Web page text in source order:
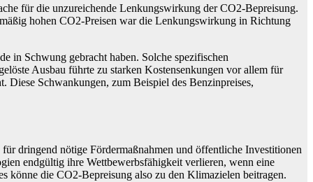
für die unzureichende Lenkungswirkung der CO2-Bepreisung.
hohen CO2-Preisen war die Lenkungswirkung in Richtung
in Schwung gebracht haben. Solche spezifischen
Ausbau führte zu starken Kostensenkungen vor allem für
Diese Schwankungen, zum Beispiel des Benzinpreises,
dringend nötige Fördermaßnahmen und öffentliche Investitionen
endgültig ihre Wettbewerbsfähigkeit verlieren, wenn eine
könne die CO2-Bepreisung also zu den Klimazielen beitragen.